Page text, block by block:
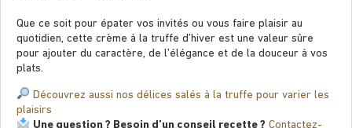
Que ce soit pour épater vos invités ou vous faire plaisir au
quotidien, cette crème à la truffe d’hiver est une valeur sûre
pour ajouter du caractère, de l’élégance et de la douceur à vos
plats.
Découvrez aussi nos délices salés à la truffe pour varier les
plaisirs
Une question ? Besoin d’un conseil recette ? Contactez-